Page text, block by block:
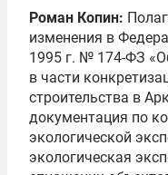
Роман Копин:
изменения в
1995 г. № 174-ФЗ
в части
строительства в
документация по
экологической
экологическая